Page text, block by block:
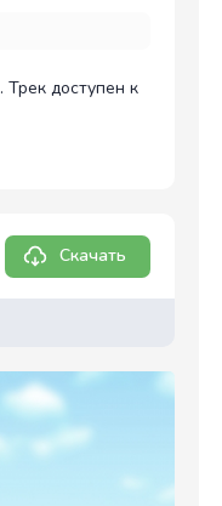
. Трек доступен к
Скачать